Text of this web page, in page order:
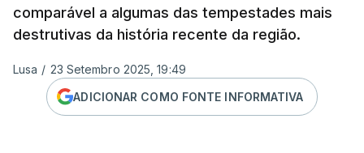
comparável a algumas das tempestades mais
destrutivas da história recente da região.
Lusa / 23 Setembro 2025, 19:49
ADICIONAR COMO FONTE INFORMATIVA